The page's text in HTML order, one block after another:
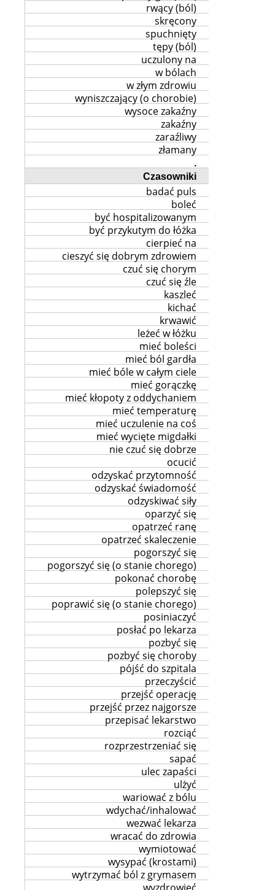
rwący (ból)
skręcony
spuchnięty
tępy (ból)
uczulony na
w bólach
w złym zdrowiu
wyniszczający (o chorobie)
wysoce zakaźny
zakaźny
zaraźliwy
złamany
.
Czasowniki
badać puls
boleć
być hospitalizowanym
być przykutym do łóżka
cierpieć na
cieszyć się dobrym zdrowiem
czuć się chorym
czuć się źle
kaszleć
kichać
krwawić
leżeć w łóżku
mieć boleści
mieć ból gardła
mieć bóle w całym ciele
mieć gorączkę
mieć kłopoty z oddychaniem
mieć temperaturę
mieć uczulenie na coś
mieć wycięte migdałki
nie czuć się dobrze
ocucić
odzyskać przytomność
odzyskać świadomość
odzyskiwać siły
oparzyć się
opatrzeć ranę
opatrzeć skaleczenie
pogorszyć się
pogorszyć się (o stanie chorego)
pokonać chorobę
polepszyć się
poprawić się (o stanie chorego)
posiniaczyć
posłać po lekarza
pozbyć się
pozbyć się choroby
pójść do szpitala
przeczyścić
przejść operację
przejść przez najgorsze
przepisać lekarstwo
rozciąć
rozprzestrzeniać się
sapać
ulec zapaści
ulżyć
wariować z bólu
wdychać/inhalować
wezwać lekarza
wracać do zdrowia
wymiotować
wysypać (krostami)
wytrzymać ból z grymasem